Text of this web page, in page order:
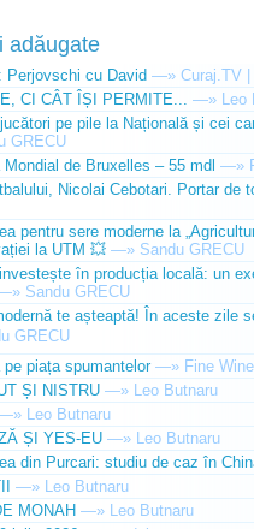
adăugate
Perjovschi cu David —» Curaj.TV
CI CÂT ÎȘI PERMITE... —» Leo
pe pile la Națională și cei
GRECU
de Bruxelles – 55 mdl —»
Nicolai Cebotari. Portar de
pentru sere moderne la
la UTM 💥 —» Sandu GRECU
în producția locală: un
Sandu GRECU
te așteaptă! În aceste zile
GRECU
piața spumantelor —» Fine Wine
ȘI NISTRU —» Leo Butnaru
Leo Butnaru
ȘI YES-EU —» Leo Butnaru
din Purcari: studiu de caz în
—» Leo Butnaru
MONAH —» Leo Butnaru